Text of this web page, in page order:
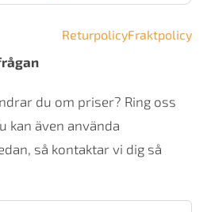
ReturpolicyFraktpolicy
du om priser? Ring oss
kan även använda
så kontaktar vi dig så